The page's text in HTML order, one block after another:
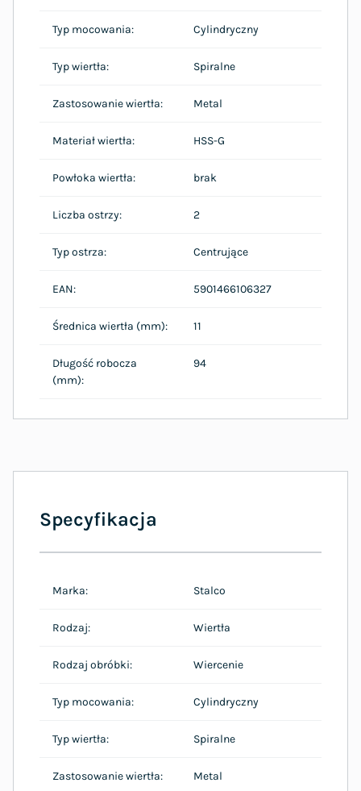
Typ mocowania: Cylindryczny
Typ wiertła: Spiralne
Zastosowanie wiertła: Metal
Materiał wiertła: HSS-G
Powłoka wiertła: brak
Liczba ostrzy: 2
Typ ostrza: Centrujące
EAN: 5901466106327
Średnica wiertła (mm): 11
Długość robocza
(mm):
94
Specyfikacja
Marka: Stalco
Rodzaj: Wiertła
Rodzaj obróbki: Wiercenie
Typ mocowania: Cylindryczny
Typ wiertła: Spiralne
Zastosowanie wiertła: Metal